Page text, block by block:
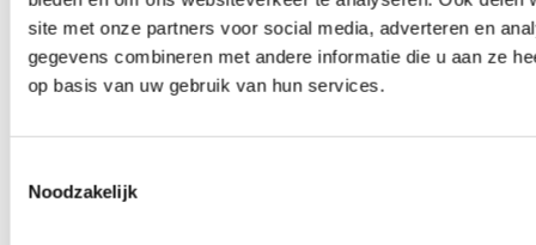
site met onze partners voor social media, adverteren en
gegevens combineren met andere informatie die u aan ze
op basis van uw gebruik van hun services.
Noodzakelijk
Wielmoeren
0producten beschikbaar
Draadeinden
producten beschikbaar
Velgen overige
Velgen | Wielen